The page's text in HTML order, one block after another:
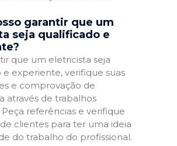
garantir que um
seja qualificado e
que um eletricista seja
e experiente, verifique suas
e comprovação de
através de trabalhos
referências e verifique
clientes para ter uma ideia
do trabalho do profissional.